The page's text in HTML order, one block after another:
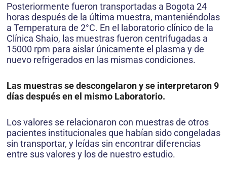
Posteriormente fueron transportadas a Bogota 24
horas después de la última muestra, manteniéndolas
a Temperatura de 2°C. En el laboratorio clínico de la
Clínica Shaio, las muestras fueron centrifugadas a
15000 rpm para aislar únicamente el plasma y de
nuevo refrigerados en las mismas condiciones.
Las muestras se descongelaron y se interpretaron 9
días después en el mismo Laboratorio.
Los valores se relacionaron con muestras de otros
pacientes institucionales que habían sido congeladas
sin transportar, y leídas sin encontrar diferencias
entre sus valores y los de nuestro estudio.